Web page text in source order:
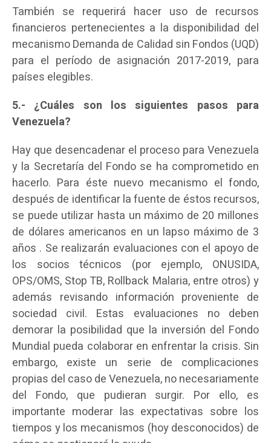
También se requerirá hacer uso de recursos
financieros pertenecientes a la disponibilidad del
mecanismo Demanda de Calidad sin Fondos (UQD)
para el período de asignación 2017-2019, para
países elegibles.
5.- ¿Cuáles son los siguientes pasos para
Venezuela?
Hay que desencadenar el proceso para Venezuela
y la Secretaría del Fondo se ha comprometido en
hacerlo. Para éste nuevo mecanismo el fondo,
después de identificar la fuente de éstos recursos,
se puede utilizar hasta un máximo de 20 millones
de dólares americanos en un lapso máximo de 3
años . Se realizarán evaluaciones con el apoyo de
los socios técnicos (por ejemplo, ONUSIDA,
OPS/OMS, Stop TB, Rollback Malaria, entre otros) y
además revisando información proveniente de
sociedad civil. Estas evaluaciones no deben
demorar la posibilidad que la inversión del Fondo
Mundial pueda colaborar en enfrentar la crisis. Sin
embargo, existe un serie de complicaciones
propias del caso de Venezuela, no necesariamente
del Fondo, que pudieran surgir. Por ello, es
importante moderar las expectativas sobre los
tiempos y los mecanismos (hoy desconocidos) de